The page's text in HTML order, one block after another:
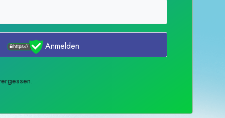
Anmelden